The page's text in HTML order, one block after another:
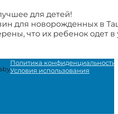
для детей!
для новорожденных в
что их ребенок одет
Политика конфиденциальности
Условия использования